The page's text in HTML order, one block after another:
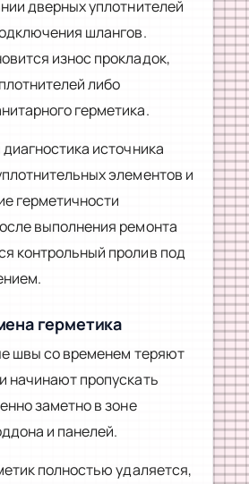
дверных уплотнителей
шлангов.
износ прокладок,
либо
герметика.
источника
элементов и
герметичности
выполнения ремонта
контрольный пролив под
герметика
швы со временем теряют
начинают пропускать
заметно в зоне
и панелей.
полностью удаляется,